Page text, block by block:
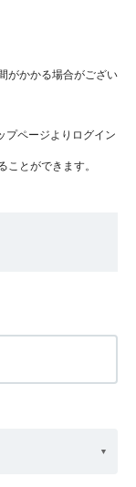
がかかる場合がござい
プページよりログイン
とができます。